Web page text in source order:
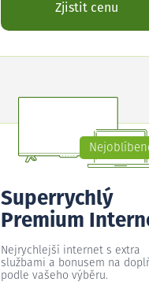
Zjistit cenu
Superrychlý
Premium
Nejrychlejší internet s extra
službami a bonusem na
podle vašeho výběru.